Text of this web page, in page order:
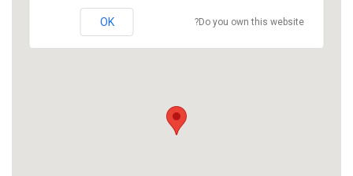
Do you own this website?
OK